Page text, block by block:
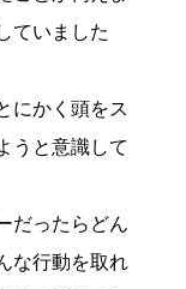
ていました
にかく頭をス
うと意識して
だったらどん
な行動を取れ